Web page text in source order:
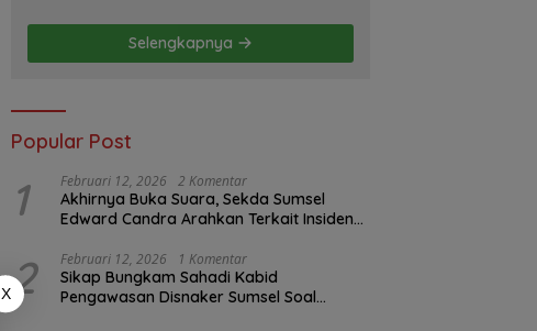
Dorong Program FMNJP
Selengkapnya
Popular Post
1 Februari 12, 2026 2 Komentar
Akhirnya Buka Suara, Sekda Sumsel
Edward Candra Arahkan Terkait Insiden
2 Februari 12, 2026 1 Komentar
Sikap Bungkam Sahadi Kabid
Pengawasan Disnaker Sumsel Soal
X